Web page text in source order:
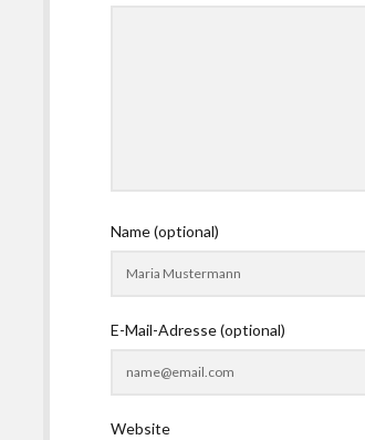
Name (optional)
E-Mail-Adresse (optional)
Website